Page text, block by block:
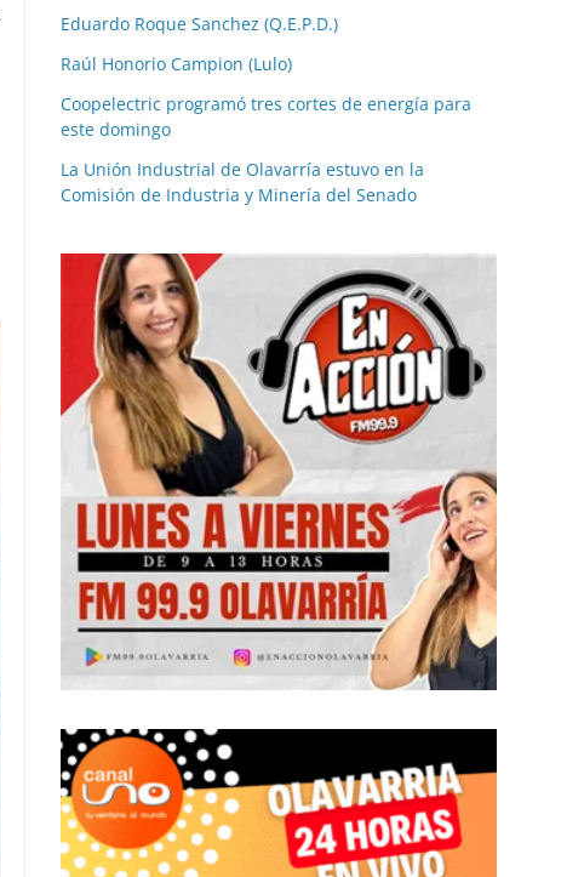
Eduardo Roque Sanchez (Q.E.P.D.)
Raúl Honorio Campion (Lulo)
Coopelectric programó tres cortes de energía para
este domingo
La Unión Industrial de Olavarría estuvo en la
Comisión de Industria y Minería del Senado